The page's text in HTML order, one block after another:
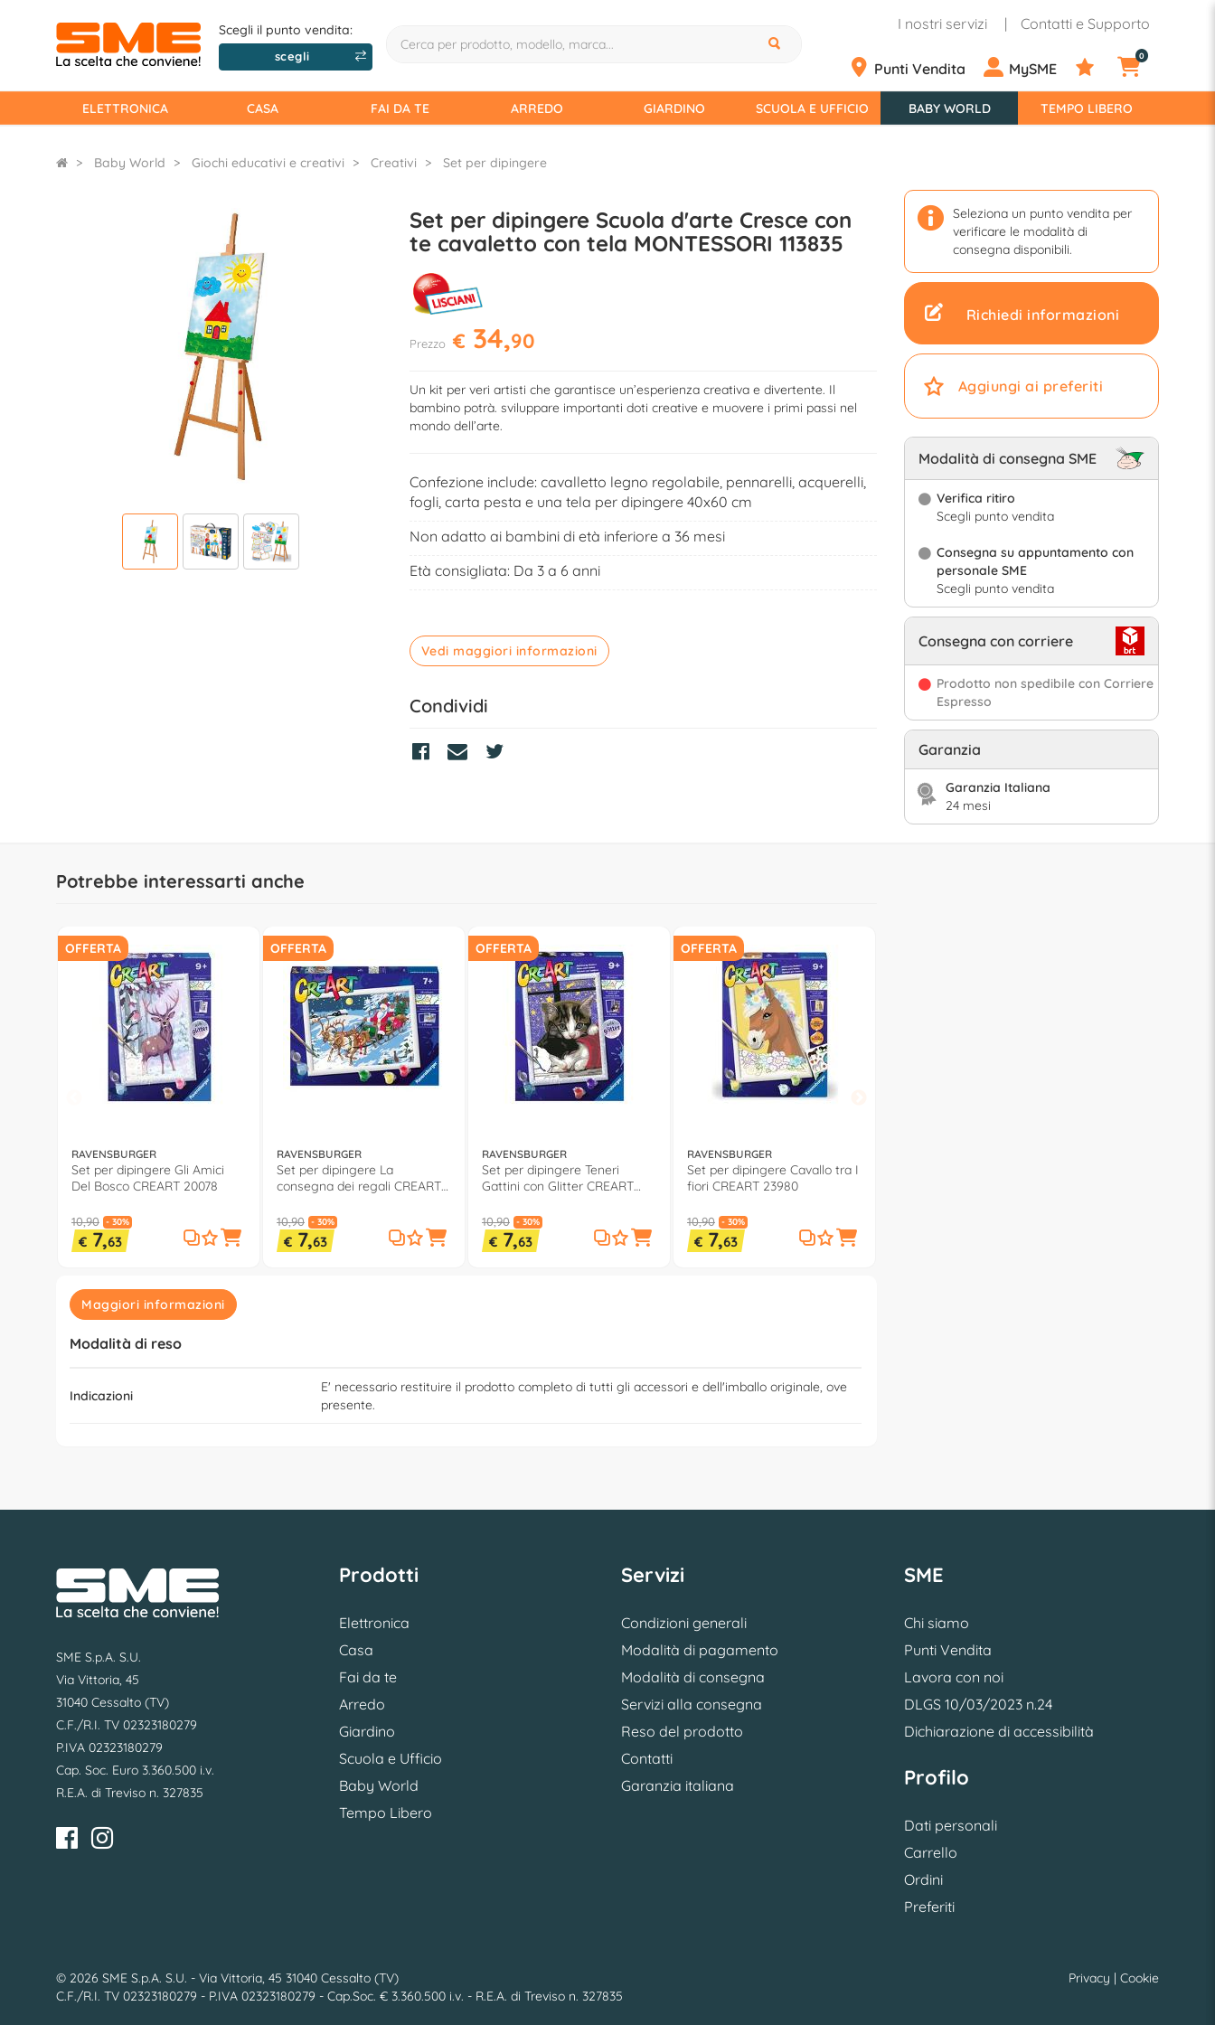
Scegli il punto vendita:
scegli
I nostri servizi Contatti e Supporto
Punti Vendita MySME
0
ELETTRONICA CASA FAI DA TE ARREDO GIARDINO SCUOLA E UFFICIO BABY WORLD TEMPO LIBERO
Baby World Giochi educativi e creativi Creativi Set per dipingere
Set per dipingere Scuola d'arte Cresce con
te cavaletto con tela MONTESSORI 113835
Prezzo € 34,90
Un kit per veri artisti che garantisce un’esperienza creativa e divertente. Il
bambino potrà. sviluppare importanti doti creative e muovere i primi passi nel
mondo dell’arte.
Confezione include: cavalletto legno regolabile, pennarelli, acquerelli,
fogli, carta pesta e una tela per dipingere 40x60 cm
Non adatto ai bambini di età inferiore a 36 mesi
Età consigliata: Da 3 a 6 anni
Vedi maggiori informazioni
Condividi
Seleziona un punto vendita per
verificare le modalità di
consegna disponibili.
Richiedi informazioni
Aggiungi ai preferiti
Modalità di consegna SME
Verifica ritiro
Scegli punto vendita
Consegna su appuntamento con
personale SME
Scegli punto vendita
Consegna con corriere
Prodotto non spedibile con Corriere
Espresso
Garanzia
Garanzia Italiana
24 mesi
Potrebbe interessarti anche
OFFERTA
RAVENSBURGER
Set per dipingere Gli Amici
Del Bosco CREART 20078
10,90 - 30%
€ 7,63
OFFERTA
RAVENSBURGER
Set per dipingere La
consegna dei regali CREART
10,90 - 30%
€ 7,63
OFFERTA
RAVENSBURGER
Set per dipingere Teneri
Gattini con Glitter CREART
10,90 - 30%
€ 7,63
OFFERTA
RAVENSBURGER
Set per dipingere Cavallo tra I
fiori CREART 23980
10,90 - 30%
€ 7,63
Maggiori informazioni
Modalità di reso
Indicazioni
E' necessario restituire il prodotto completo di tutti gli accessori e dell'imballo originale, ove
presente.
SME S.p.A. S.U.
Via Vittoria, 45
31040 Cessalto (TV)
C.F./R.I. TV 02323180279
P.IVA 02323180279
Cap. Soc. Euro 3.360.500 i.v.
R.E.A. di Treviso n. 327835
Prodotti
Elettronica
Casa
Fai da te
Arredo
Giardino
Scuola e Ufficio
Baby World
Tempo Libero
Servizi
Condizioni generali
Modalità di pagamento
Modalità di consegna
Servizi alla consegna
Reso del prodotto
Contatti
Garanzia italiana
SME
Chi siamo
Punti Vendita
Lavora con noi
DLGS 10/03/2023 n.24
Dichiarazione di accessibilità
Profilo
Dati personali
Carrello
Ordini
Preferiti
© 2026 SME S.p.A. S.U. - Via Vittoria, 45 31040 Cessalto (TV)
C.F./R.I. TV 02323180279 - P.IVA 02323180279 - Cap.Soc. € 3.360.500 i.v. - R.E.A. di Treviso n. 327835
Privacy | Cookie